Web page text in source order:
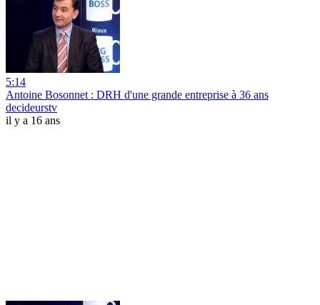
5:14
Antoine Bosonnet : DRH d'une grande entreprise à 36 ans
decideurstv
il y a 16 ans